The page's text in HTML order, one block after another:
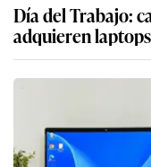
Día del Trabajo:
adquieren